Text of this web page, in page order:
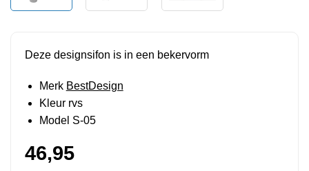
Deze designsifon is in een bekervorm
Merk BestDesign
Kleur rvs
Model S-05
46,95